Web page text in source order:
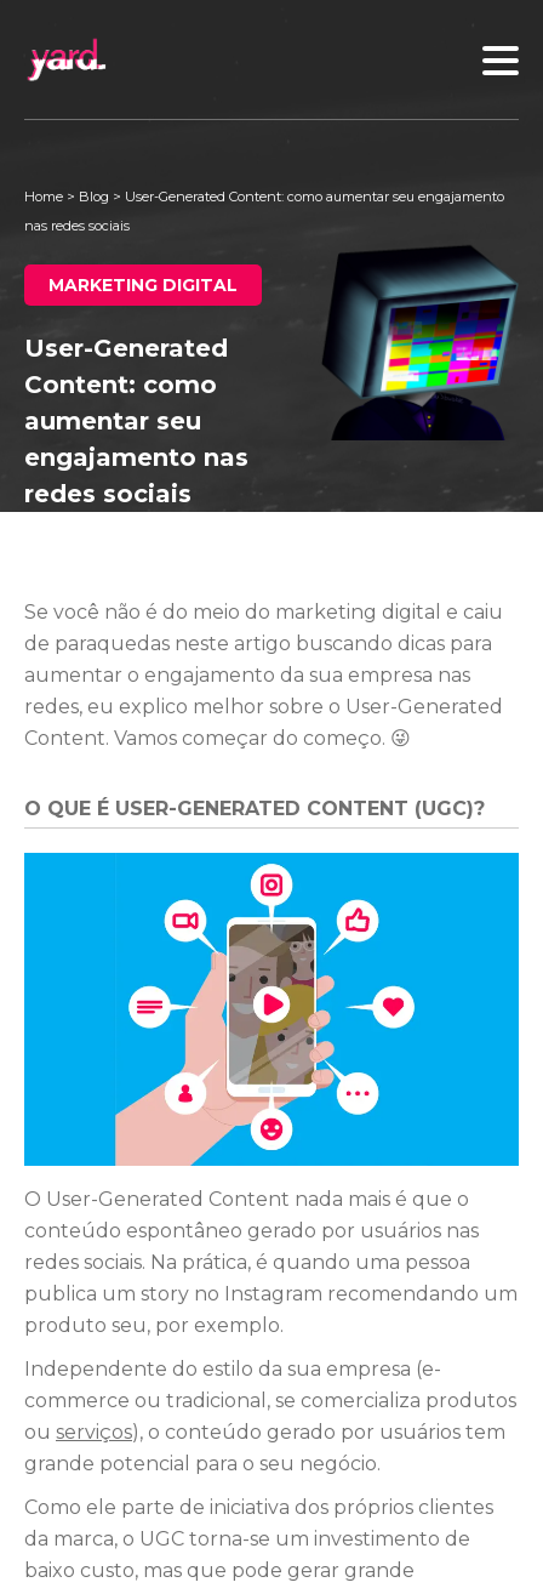
Home > Blog > User-Generated Content: como aumentar seu engajamento
nas redes sociais
MARKETING DIGITAL
User-Generated
Content: como
aumentar seu
engajamento nas
redes sociais
Se você não é do meio do marketing digital e caiu
de paraquedas neste artigo buscando dicas para
aumentar o engajamento da sua empresa nas
redes, eu explico melhor sobre o User-Generated
Content. Vamos começar do começo. 😜
O QUE É USER-GENERATED CONTENT (UGC)?
O User-Generated Content nada mais é que o
conteúdo espontâneo gerado por usuários nas
redes sociais. Na prática, é quando uma pessoa
publica um story no Instagram recomendando um
produto seu, por exemplo.
Independente do estilo da sua empresa (e-
commerce ou tradicional, se comercializa produtos
ou serviços), o conteúdo gerado por usuários tem
grande potencial para o seu negócio.
Como ele parte de iniciativa dos próprios clientes
da marca, o UGC torna-se um investimento de
baixo custo, mas que pode gerar grande